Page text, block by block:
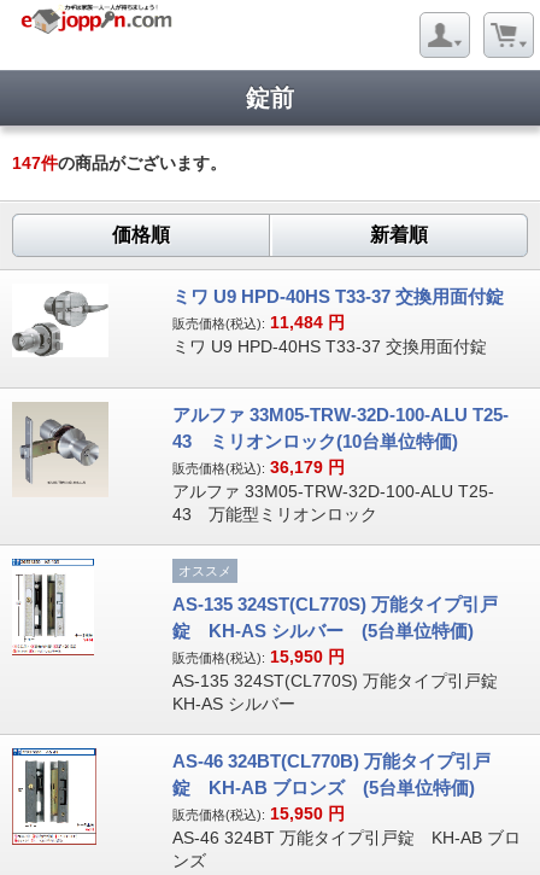
錠前
147件の商品がございます。
価格順 新着順
ミワ U9 HPD-40HS T33-37 交換用面付錠
販売価格(税込): 11,484 円
ミワ U9 HPD-40HS T33-37 交換用面付錠
アルファ 33M05-TRW-32D-100-ALU T25-
43 ミリオンロック(10台単位特価)
販売価格(税込): 36,179 円
アルファ 33M05-TRW-32D-100-ALU T25-
43 万能型ミリオンロック
オススメ
AS-135 324ST(CL770S) 万能タイプ引戸
錠 KH-AS シルバー (5台単位特価)
販売価格(税込): 15,950 円
AS-135 324ST(CL770S) 万能タイプ引戸錠
KH-AS シルバー
AS-46 324BT(CL770B) 万能タイプ引戸
錠 KH-AB ブロンズ (5台単位特価)
販売価格(税込): 15,950 円
AS-46 324BT 万能タイプ引戸錠 KH-AB ブロ
ンズ